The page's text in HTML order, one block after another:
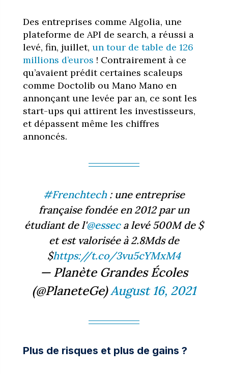
Des entreprises comme Algolia, une
plateforme de API de search, a réussi a
levé, fin, juillet, un tour de table de 126
millions d’euros ! Contrairement à ce
qu’avaient prédit certaines scaleups
comme Doctolib ou Mano Mano en
annonçant une levée par an, ce sont les
start-ups qui attirent les investisseurs,
et dépassent même les chiffres
annoncés.
#Frenchtech: une entreprise
française fondée en 2012 par un
étudiant de l'@esseca levé 500M de $
et est valorisée à 2.8Mds de
$https://t.co/3vu5cYMxM4
— Planète Grandes Écoles
(@PlaneteGe)August 16, 2021
Plus de risques et plus de gains ?